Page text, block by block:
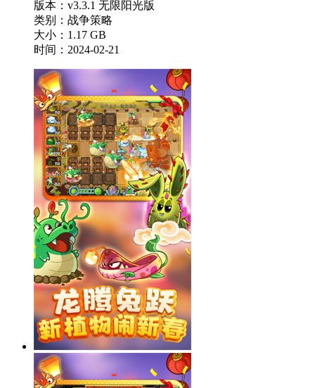
版本：v3.3.1 无限阳光版
类别：战争策略
大小：1.17 GB
时间：2024-02-21